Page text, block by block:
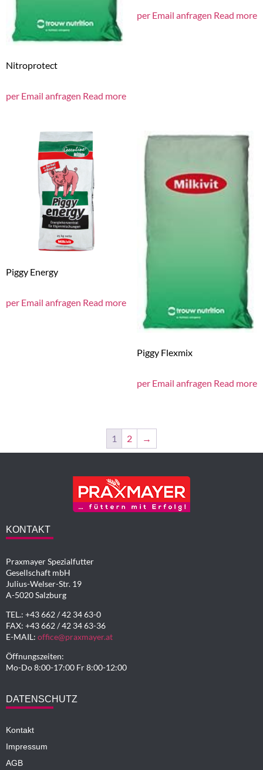
Nitroprotect
per Email anfragen Read more
per Email anfragen Read more
Piggy Energy
per Email anfragen Read more
Piggy Flexmix
per Email anfragen Read more
1 2 →
KONTAKT
Praxmayer Spezialfutter
Gesellschaft mbH
Julius-Welser-Str. 19
A-5020 Salzburg
TEL.: +43 662 / 42 34 63-0
FAX: +43 662 / 42 34 63-36
E-MAIL: office@praxmayer.at
Öffnungszeiten:
Mo-Do 8:00-17:00 Fr 8:00-12:00
DATENSCHUTZ
Kontakt
Impressum
AGB